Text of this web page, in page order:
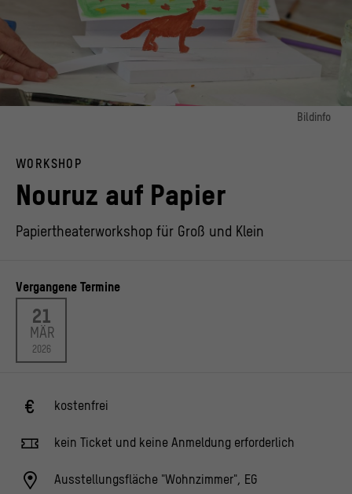
Bildinfo
WORKSHOP
Nouruz auf Papier
Papiertheaterworkshop für Groß und Klein
Vergangene Termine
21
MÄR
2026
kostenfrei
kein Ticket und keine Anmeldung erforderlich
Ausstellungsfläche "Wohnzimmer", EG